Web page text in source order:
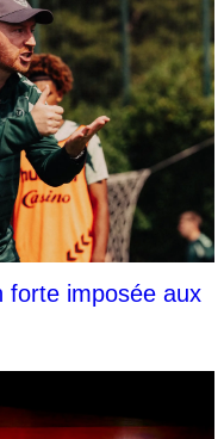
forte imposée aux